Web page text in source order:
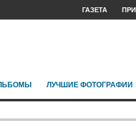
ГАЗЕТА
ЛУЧШИЕ ФОТОГРАФИИ